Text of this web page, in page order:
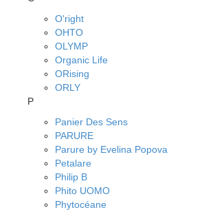
O'right
OHTO
OLYMP
Organic Life
ORising
ORLY
P
Panier Des Sens
PARURE
Parure by Evelina Popova
Petalare
Philip B
Phito UOMO
Phytocéane